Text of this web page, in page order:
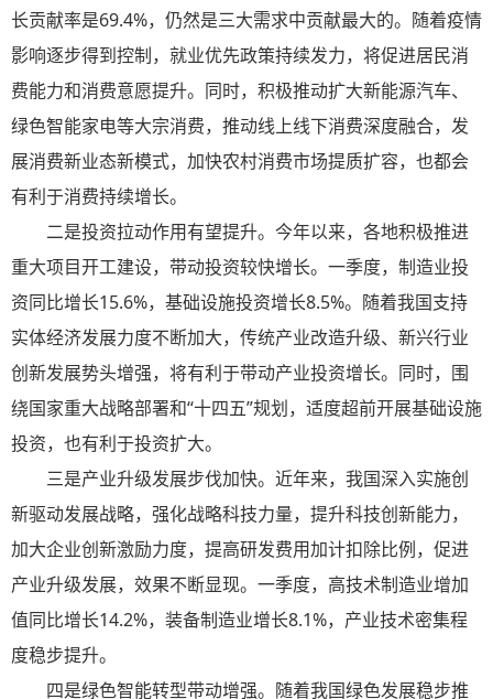
长贡献率是69.4%，仍然是三大需求中贡献最大的。随着疫情
影响逐步得到控制，就业优先政策持续发力，将促进居民消
费能力和消费意愿提升。同时，积极推动扩大新能源汽车、
绿色智能家电等大宗消费，推动线上线下消费深度融合，发
展消费新业态新模式，加快农村消费市场提质扩容，也都会
有利于消费持续增长。
二是投资拉动作用有望提升。今年以来，各地积极推进
重大项目开工建设，带动投资较快增长。一季度，制造业投
资同比增长15.6%，基础设施投资增长8.5%。随着我国支持
实体经济发展力度不断加大，传统产业改造升级、新兴行业
创新发展势头增强，将有利于带动产业投资增长。同时，围
绕国家重大战略部署和“十四五”规划，适度超前开展基础设施
投资，也有利于投资扩大。
三是产业升级发展步伐加快。近年来，我国深入实施创
新驱动发展战略，强化战略科技力量，提升科技创新能力，
加大企业创新激励力度，提高研发费用加计扣除比例，促进
产业升级发展，效果不断显现。一季度，高技术制造业增加
值同比增长14.2%，装备制造业增长8.1%，产业技术密集程
度稳步提升。
四是绿色智能转型带动增强。随着我国绿色发展稳步推